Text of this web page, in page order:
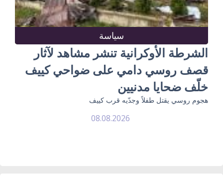
سياسة
الشرطة الأوكرانية تنشر مشاهد لآثار
قصف روسي دامي على ضواحي كييف
خلّف ضحايا مدنيين
هجوم روسي يقتل طفلاً وجدّيه قرب كييف
08.08.2026